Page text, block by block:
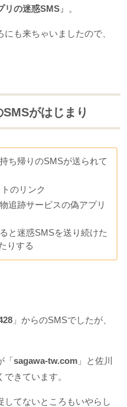
リの迷惑SMS 』。
も来ちゃいましたので、
がはじまり
ち帰りのSMSが送られて
のリンク
追跡サービスの偽アプリ
と迷惑SMSを送り続けた
りする
」からのSMSでしたが、
「sagawa-tw.com 」と佐川
きています。
してないところもいやらし